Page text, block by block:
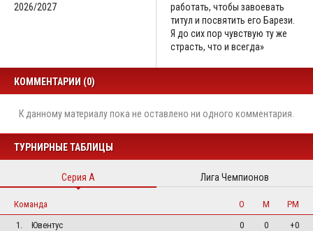
2026/2027
работать, чтобы завоевать
титул и посвятить его Барези.
Я до сих пор чувствую ту же
страсть, что и всегда»
КОММЕНТАРИИ (0)
К данному материалу пока не оставлено ни одного комментария.
ТУРНИРНЫЕ ТАБЛИЦЫ
Серия А Лига Чемпионов
Команда О М
РМ
1.
Ювентус 0 0
+0